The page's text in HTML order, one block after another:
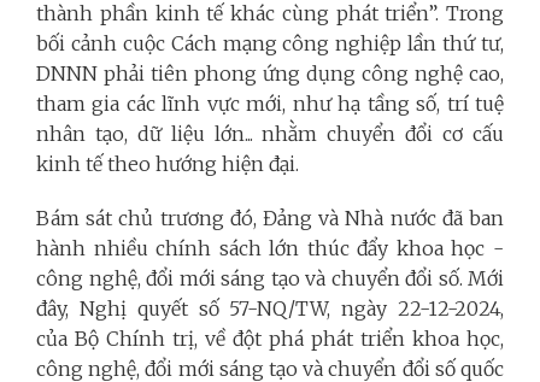
thành phần kinh tế khác cùng phát triển”. Trong
bối cảnh cuộc Cách mạng công nghiệp lần thứ tư,
DNNN phải tiên phong ứng dụng công nghệ cao,
tham gia các lĩnh vực mới, như hạ tầng số, trí tuệ
nhân tạo, dữ liệu lớn... nhằm chuyển đổi cơ cấu
kinh tế theo hướng hiện đại.
Bám sát chủ trương đó, Đảng và Nhà nước đã ban
hành nhiều chính sách lớn thúc đẩy khoa học -
công nghệ, đổi mới sáng tạo và chuyển đổi số. Mới
đây, Nghị quyết số 57-NQ/TW, ngày 22-12-2024,
của Bộ Chính trị, về đột phá phát triển khoa học,
công nghệ, đổi mới sáng tạo và chuyển đổi số quốc